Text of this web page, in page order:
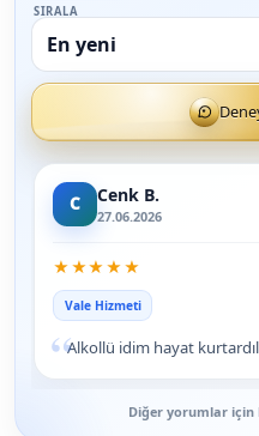
SIRALA
C Cenk B.
27.06.2026
★★★★★
Vale Hizmeti
“Alkollü idim hayat
Diğer yorumlar için